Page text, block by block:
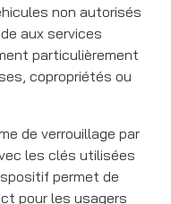
non autorisés
aux services
particulièrement
copropriétés ou
de verrouillage par
les clés utilisées
permet de
pour les usagers